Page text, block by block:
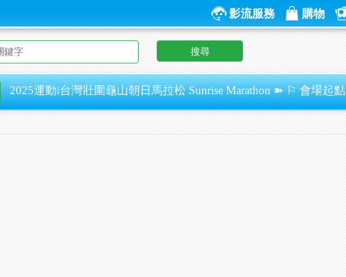
影流服務 購物
搜尋
2025運動i台灣壯圍龜山朝日馬拉松 Sunrise Marathon ➽ ⚐ 會場起點